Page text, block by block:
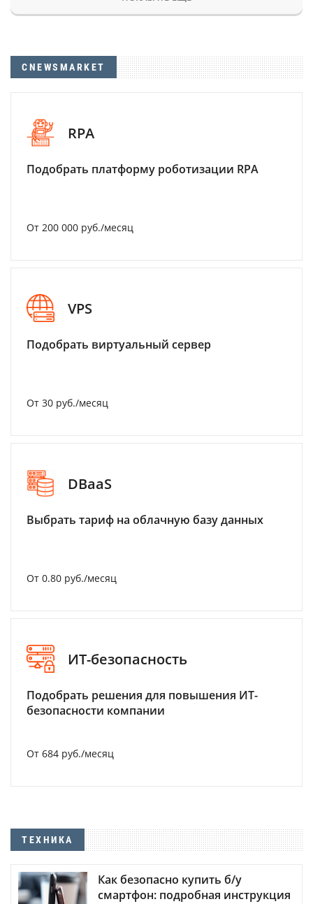
CNEWSMARKET
RPA
Подобрать платформу роботизации RPA
От 200 000 руб./месяц
VPS
Подобрать виртуальный сервер
От 30 руб./месяц
DBaaS
Выбрать тариф на облачную базу данных
От 0.80 руб./месяц
ИТ-безопасность
Подобрать решения для повышения ИТ-
безопасности компании
От 684 руб./месяц
ТЕХНИКА
Как безопасно купить б/у
смартфон: подробная инструкция